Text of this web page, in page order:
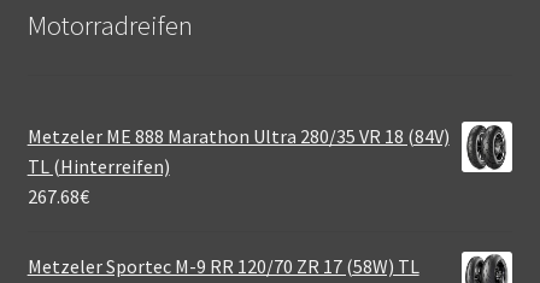
Motorradreifen
Metzeler ME 888 Marathon Ultra 280/35 VR 18 (84V)
TL (Hinterreifen)
267.68€
Metzeler Sportec M-9 RR 120/70 ZR 17 (58W) TL